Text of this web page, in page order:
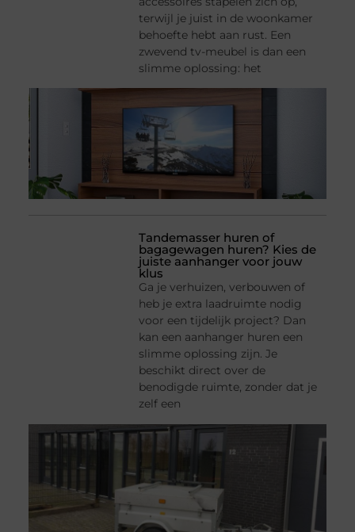
terwijl je juist in de woonkamer
behoefte hebt aan rust. Een
zwevend tv-meubel is dan een
slimme oplossing: het
Tandemasser huren of
bagagewagen huren? Kies de
juiste aanhanger voor jouw
klus
Ga je verhuizen, verbouwen of
heb je extra laadruimte nodig
voor een tijdelijk project? Dan
kan een aanhanger huren een
slimme oplossing zijn. Je
beschikt direct over de
benodigde ruimte, zonder dat je
zelf een